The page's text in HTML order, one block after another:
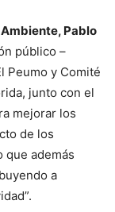
Pablo
público –
Peumo y Comité
junto con el
mejorar los
de los
que además
a